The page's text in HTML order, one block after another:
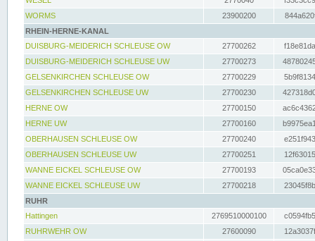
WORMS
23900200
RHEIN-HERNE-KANAL
DUISBURG-MEIDERICH SCHLEUSE OW
27700262
DUISBURG-MEIDERICH SCHLEUSE UW
27700273
GELSENKIRCHEN SCHLEUSE OW
27700229
GELSENKIRCHEN SCHLEUSE UW
27700230
HERNE OW
27700150
HERNE UW
27700160
OBERHAUSEN SCHLEUSE OW
27700240
OBERHAUSEN SCHLEUSE UW
27700251
WANNE EICKEL SCHLEUSE OW
27700193
WANNE EICKEL SCHLEUSE UW
27700218
RUHR
Hattingen
2769510000100
RUHRWEHR OW
27600090